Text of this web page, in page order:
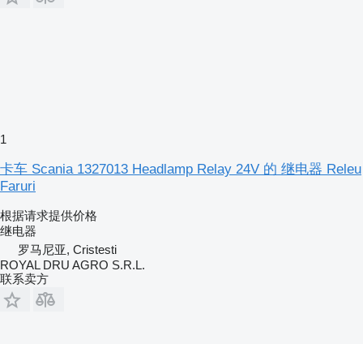
1
卡车 Scania 1327013 Headlamp Relay 24V 的 继电器 Releu
Faruri
根据请求提供价格
继电器
罗马尼亚, Cristesti
ROYAL DRU AGRO S.R.L.
联系卖方